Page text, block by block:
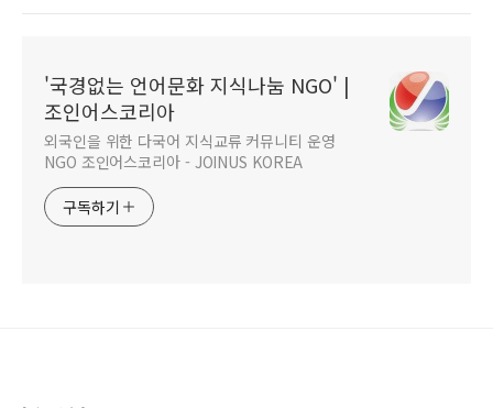
'국경없는 언어문화 지식나눔 NGO' |
조인어스코리아
외국인을 위한 다국어 지식교류 커뮤니티 운영
NGO 조인어스코리아 - JOINUS KOREA
구독하기